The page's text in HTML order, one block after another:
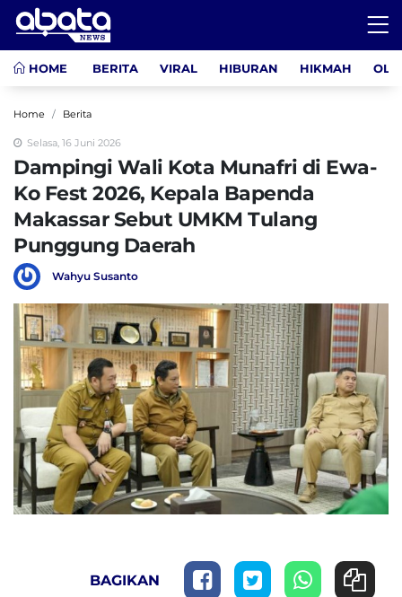
HOME BERITA VIRAL HIBURAN HIKMAH
Home Berita
Selasa, 16 Juni 2026
Dampingi Wali Kota Munafri di Ewa-
Ko Fest 2026, Kepala Bapenda
Makassar Sebut UMKM Tulang
Punggung Daerah
Wahyu Susanto
BAGIKAN